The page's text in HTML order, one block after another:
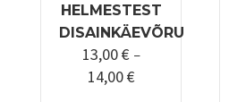
HELMESTEST
DISAINKÄEVÕRU
13,00€ –
14,00€Hinnavahemik: